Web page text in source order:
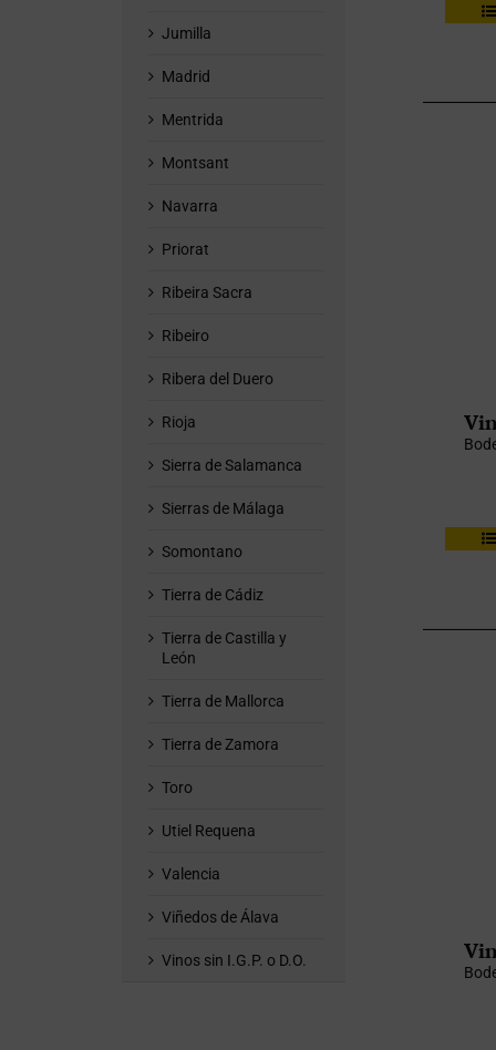
Jumilla
Madrid
Mentrida
Montsant
Navarra
Priorat
Ribeira Sacra
Ribeiro
Ribera del Duero
Rioja
Sierra de Salamanca
Sierras de Málaga
Somontano
Tierra de Cádiz
Tierra de Castilla y
León
Tierra de Mallorca
Tierra de Zamora
Toro
Utiel Requena
Valencia
Viñedos de Álava
Vinos sin I.G.P. o D.O.